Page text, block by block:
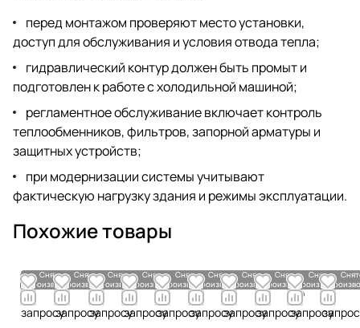
перед монтажом проверяют место установки,
доступ для обслуживания и условия отвода тепла;
гидравлический контур должен быть промыт и
подготовлен к работе с холодильной машиной;
регламентное обслуживание включает контроль
теплообменников, фильтров, запорной арматуры и
защитных устройств;
при модернизации системы учитывают
фактическую нагрузку здания и режимы эксплуатации.
Похожие товары
Снято с
производства
По
запросу
Снято с
производства
По
запросу
Снято с
производства
По
запросу
Снято с
производства
По
запросу
Снято с
производства
По
запросу
Снято с
производства
По
запросу
Снято с
производства
По
запросу
Снято с
производства
По
запросу
Снято с
производства
По
запросу
По